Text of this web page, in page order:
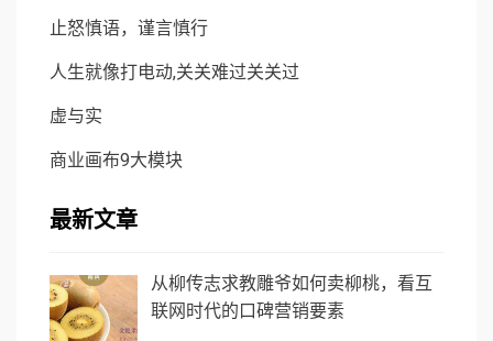
止怒慎语，谨言慎行
人生就像打电动,关关难过关关过
虚与实
商业画布9大模块
最新文章
从柳传志求教雕爷如何卖柳桃，看互
联网时代的口碑营销要素